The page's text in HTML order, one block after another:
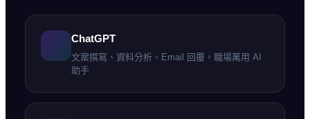
ChatGPT
文案撰寫、資料分析、Email 回覆，職場萬用 AI
助手